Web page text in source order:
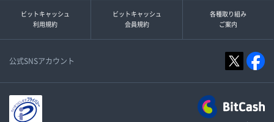
ビットキャッシュ
利用規約
ビットキャッシュ
会員規約
各種取り組み
ご案内
公式SNSアカウント